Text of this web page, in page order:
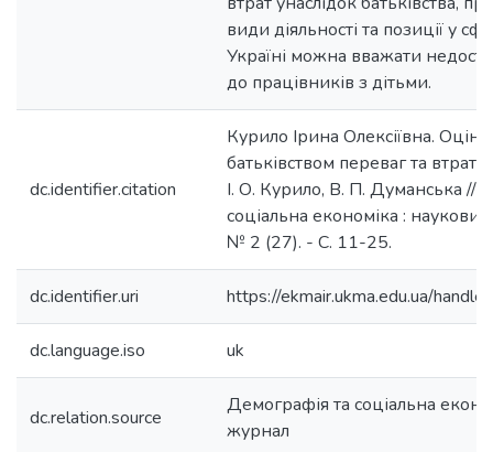
види діяльності та позиції у
Україні можна вважати
до працівників з дітьми.
dc.identifier.citation
Курило Ірина Олексіївна.
батьківством переваг та втрат
І. О. Курило, В. П. Думанська //
соціальна економіка :
№ 2 (27). - С. 11-25.
dc.identifier.uri https://ekmair.ukma.edu.ua/
dc.language.iso uk
dc.relation.source
Демографія та соціальна
журнал